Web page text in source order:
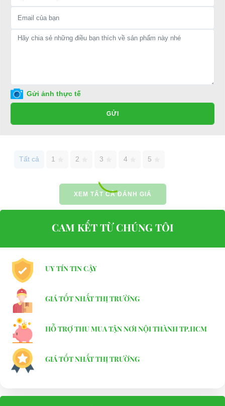
LIÊN HỆ CÔNG TY:
Đại Cường
E-mail: phuhuynhkd@gmail.com
Gửi ảnh thực tế
GỬI
Tất cả 1 2 3 4 5
XEM TẤT CẢ ĐÁNH GIÁ
CAM KẾT TỪ CHÚNG TÔI
UY TÍN TIN CẬY
GIÁ TỐT NHẤT THỊ TRƯỜNG
HỖ TRỢ THU MUA TẬN NƠI NỘI THÀNH TP.HCM
GIÁ TỐT NHẤT THỊ TRƯỜNG